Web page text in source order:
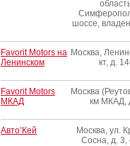
шоссе,
Favorit Motors на
Ленинском
Москва,
кт, д.
Favorit Motors
МКАД
Москва
км МКАД,
Авто’Кей
Москва, ул.
Сосна, д. 3,